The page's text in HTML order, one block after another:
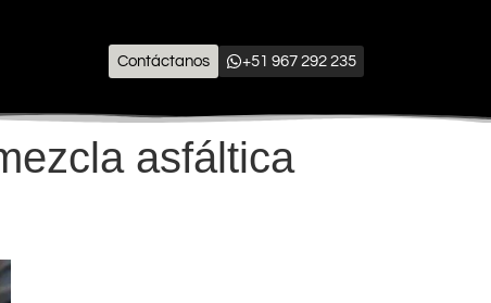
Contáctanos +51 967 292 235
asfáltica